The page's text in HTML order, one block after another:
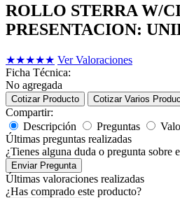
ROLLO STERRA W/
PRESENTACION:
★★★★★ Ver Valoraciones
Ficha Técnica:
No agregada
Cotizar Producto Cotizar Varios
Compartir:
Descripción
Preguntas
Últimas preguntas realizadas
¿Tienes alguna duda o pregunta sobre
Enviar Pregunta
Últimas valoraciones realizadas
¿Has comprado este producto?